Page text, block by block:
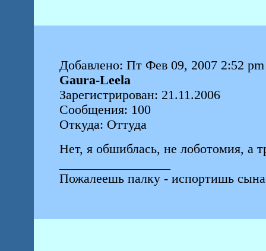
Добавлено: Пт Фев 09, 2007 2:52 pm
Gaura-Leela
Зарегистрирован: 21.11.2006
Сообщения: 100
Откуда: Оттуда
Нет, я обшиблась, не лоботомия, а
Пожалеешь палку - испортишь